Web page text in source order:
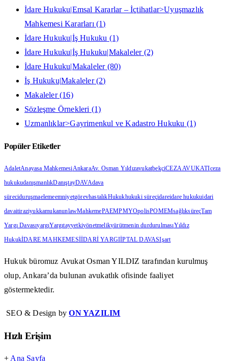
İdare Hukuku|Emsal Kararlar – İçtihatlar>Uyuşmazlık
Mahkemesi Kararları (1)
İdare Hukuku|İş Hukuku (1)
İdare Hukuku|İş Hukuku|Makaleler (2)
İdare Hukuku|Makaleler (80)
İş Hukuku|Makaleler (2)
Makaleler (16)
Sözleşme Örnekleri (1)
Uzmanlıklar>Gayrimenkul ve Kadastro Hukuku (1)
Popüler Etiketler
AdaletAnayasa MahkemesiAnkaraAv. Osman YıldızavukatbekçiCEZA AVUKATIceza
hukukudanışmanlıkDanıştayDAVAdava
süreciduruşmaelemeemniyetgörevhastalıkHukukhukuki süreçidareidare hukukuidari
davaitiraziyukkamukanunlawMahkemePAEMPMYOpolisPOMEMsağlıksüreçTam
Yargı DavasıyargıYargıtayyetkiyönetmelikyürütmenin durdurulmasıYıldız
HukukİDARE MAHKEMESİİDARİ YARGIİPTAL DAVASIşart
Hukuk büromuz Avukat Osman YILDIZ tarafından kurulmuş
olup, Ankara’da bulunan avukatlık ofisinde faaliyet
göstermektedir.
SEO & Design byON YAZILIM
Hızlı Erişim
+ Ana Sayfa